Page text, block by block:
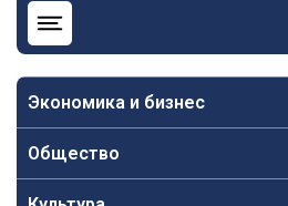
Экономика и бизнес
Общество